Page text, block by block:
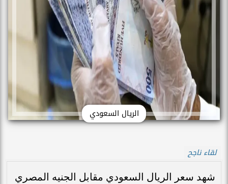
الريال السعودي
لقاء ناجح
شهد سعر الريال السعودي مقابل الجنيه المصري